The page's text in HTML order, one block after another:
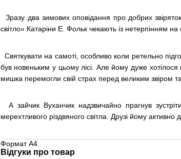
Зразу два зимових оповідання про добрих
світло» Катаріни Е. Фольк чекають із нетерпінням на
Святкувати на самоті, особливо коли ретельно
був новеньким у цьому лісі. Але йому дуже
мишка перемогли свій страх перед великим звіром
А зайчик Вуханчик надзвичайно прагнув
мерехтливого різдвяного світла. Друзі йому
Формат А4.
Відгуки про товар